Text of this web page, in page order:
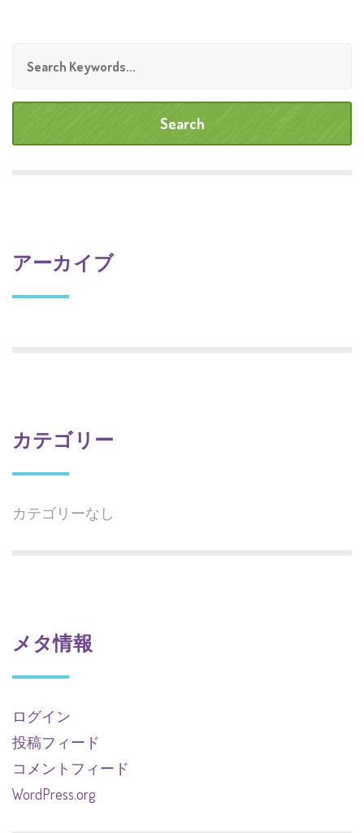
アーカイブ
カテゴリー
カテゴリーなし
メタ情報
ログイン
投稿フィード
コメントフィード
WordPress.org